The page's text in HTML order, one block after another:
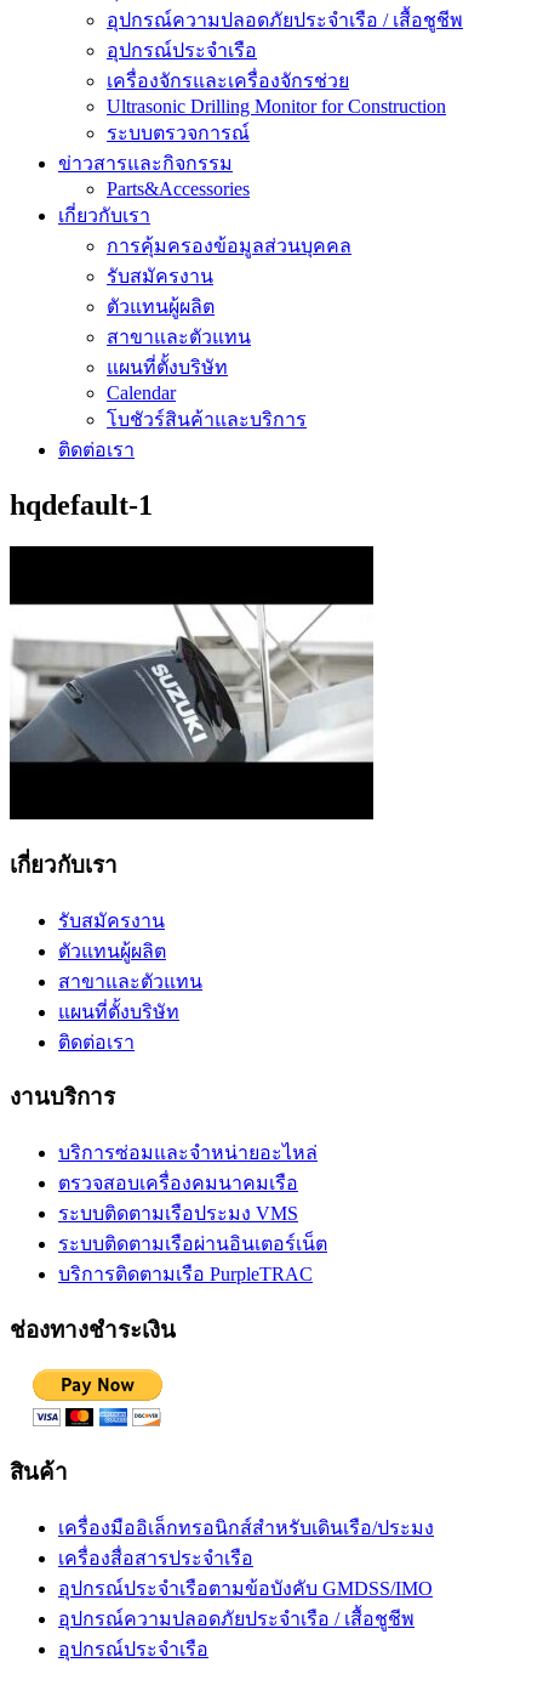
อุปกรณ์ความปลอดภัยประจำเรือ / เสื้อชูชีพ
อุปกรณ์ประจำเรือ
เครื่องจักรและเครื่องจักรช่วย
Ultrasonic Drilling Monitor for Construction
ระบบตรวจการณ์
ข่าวสารและกิจกรรม
Parts&Accessories
เกี่ยวกับเรา
การคุ้มครองข้อมูลส่วนบุคคล
รับสมัครงาน
ตัวแทนผู้ผลิต
สาขาและตัวแทน
แผนที่ตั้งบริษัท
Calendar
โบชัวร์สินค้าและบริการ
ติดต่อเรา
hqdefault-1
เกี่ยวกับเรา
รับสมัครงาน
ตัวแทนผู้ผลิต
สาขาและตัวแทน
แผนที่ตั้งบริษัท
ติดต่อเรา
งานบริการ
บริการซ่อมและจำหน่ายอะไหล่
ตรวจสอบเครื่องคมนาคมเรือ
ระบบติดตามเรือประมง VMS
ระบบติดตามเรือผ่านอินเตอร์เน็ต
บริการติดตามเรือ PurpleTRAC
ช่องทางชำระเงิน
สินค้า
เครื่องมืออิเล็กทรอนิกส์สำหรับเดินเรือ/ประมง
เครื่องสื่อสารประจำเรือ
อุปกรณ์ประจำเรือตามข้อบังคับ GMDSS/IMO
อุปกรณ์ความปลอดภัยประจำเรือ / เสื้อชูชีพ
อุปกรณ์ประจำเรือ